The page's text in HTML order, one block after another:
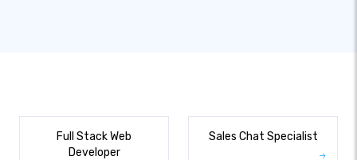
Full Stack Web
Developer
Sales Chat Specialist